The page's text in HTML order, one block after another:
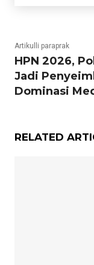
Artikulli paraprak
HPN 2026,
Jadi
Dominasi
RELATED